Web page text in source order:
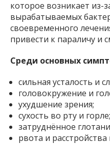
которое возникает из-
вырабатываемых
своевременного
привести к параличу и
Среди основных
сильная усталость и
головокружение и
ухудшение зрения;
сухость во рту и горле;
затруднённое
рвота и